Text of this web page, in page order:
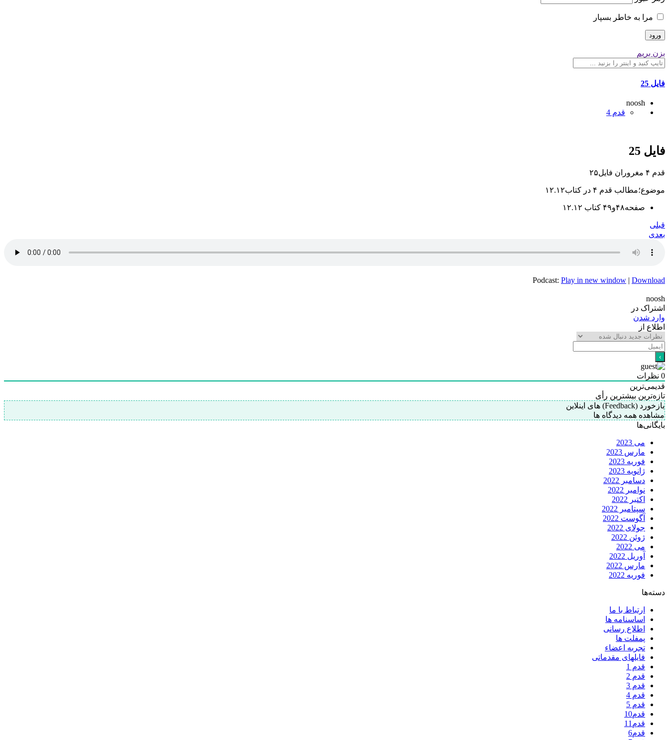
مرا به خاطر بسپار
بزن بریم
فایل 25
noosh
قدم 4
فایل 25
قدم ۴ مغروران فایل۲۵
موضوع؛مطالب قدم ۴ در کتاب۱۲.۱۲
صفحه۴۸و۴۹ کتاب ۱۲.۱۲
قبلی
بعدی
Podcast: Play in new window | Download
noosh
اشتراک در
وارد شدن
اطلاع از
0 نظرات
قدیمی‌ترین
تازه‌ترین بیشترین رأی
بازخورد (Feedback) های اینلاین
مشاهده همه دیدگاه ها
بایگانی‌ها
می 2023
مارس 2023
فوریه 2023
ژانویه 2023
دسامبر 2022
نوامبر 2022
اکتبر 2022
سپتامبر 2022
آگوست 2022
جولای 2022
ژوئن 2022
می 2022
آوریل 2022
مارس 2022
فوریه 2022
دسته‌ها
ارتباط با ما
اساسنامه ها
اطلاع رسانی
پمفلت ها
تجربه اعضاء
فایلهای مقدماتی
قدم 1
قدم 2
قدم 3
قدم 4
قدم 5
قدم10
قدم11
قدم6